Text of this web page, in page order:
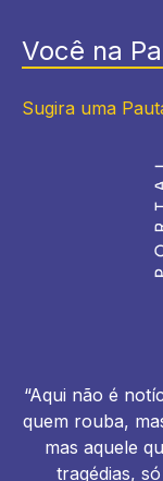
Você na
Sugira uma
“Aqui não é
quem rouba,
mas aquele
tragédias,